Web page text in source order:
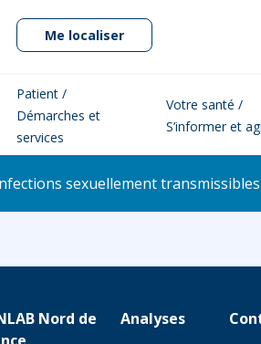
Me localiser
Patient /
Démarches et
services
Votre santé /
S’informer et
sexuellement
Nord de
Analyses